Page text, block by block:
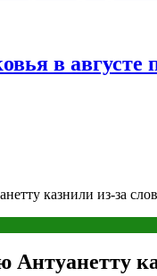
в августе
казнили из-за